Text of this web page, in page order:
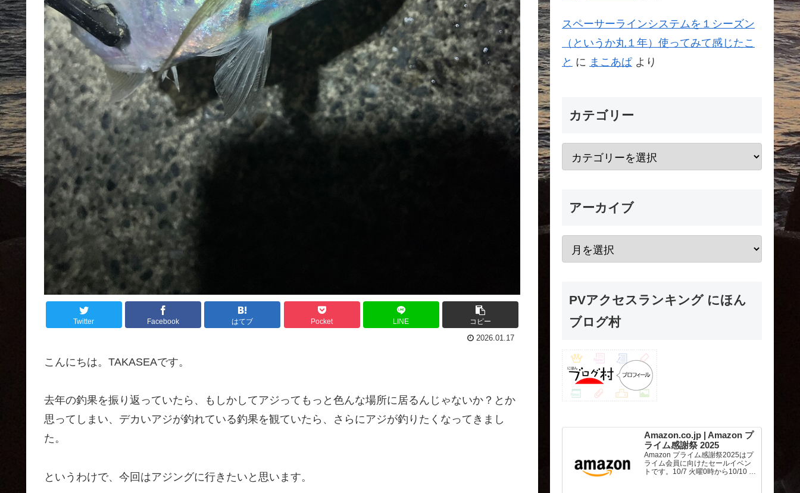
Twitter Facebook はてブ Pocket LINE コピー
2026.01.17
こんにちは。TAKASEAです。
去年の釣果を振り返っていたら、もしかしてアジってもっと色んな場所に居るんじゃないか？とか
思ってしまい、デカいアジが釣れている釣果を観ていたら、さらにアジが釣りたくなってきまし
た。
というわけで、今回はアジングに行きたいと思います。
スペーサーラインシステムを１シーズン
（というか丸１年）使ってみて感じたこ
と に まこあぱ より
カテゴリー
アーカイブ
PVアクセスランキング にほん
ブログ村
Amazon.co.jp | Amazon プ
ライム感謝祭 2025
Amazon プライム感謝祭2025はプ
ライム会員に向けたセールイベン
トです。10/7 火曜0時から10/10 金